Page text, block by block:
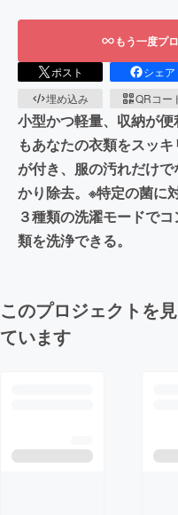
もう一度プ
ポスト シェア
埋め込み
QRコー
小型かつ軽量、収納が
もあなたの衣類をスッ
が付き、服の汚れだけ
かり除去。※特定の菌に
３種類の洗濯モードで
類を洗浄できる。
このプロジェクトを
ています